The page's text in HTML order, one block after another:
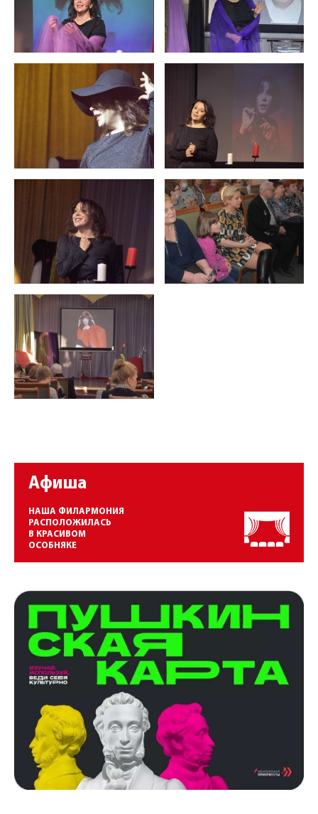
Афиша
НАША ФИЛАРМОНИЯ
РАСПОЛОЖИЛАСЬ
В КРАСИВОМ
ОСОБНЯКЕ